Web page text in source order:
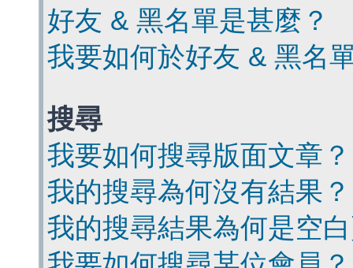
好友 & 黑名單是甚麼？
我要如何於好友 & 黑名
搜尋
我要如何搜尋版面文章？
我的搜尋為何沒有結果？
我的搜尋結果為何是空